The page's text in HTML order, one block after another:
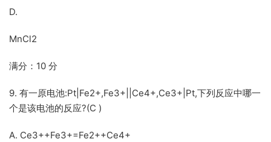
D.
MnCl2
满分：10 分
9. 有一原电池:Pt|Fe2+,Fe3+||Ce4+,Ce3+|Pt,下列反应中哪一
个是该电池的反应?(C )
A. Ce3++Fe3+=Fe2++Ce4+